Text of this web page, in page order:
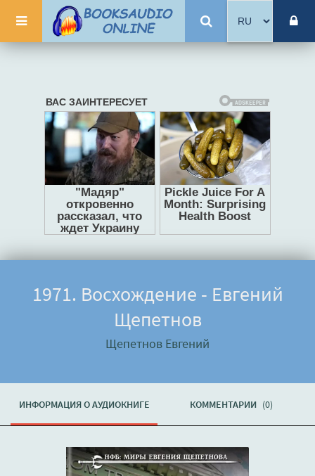
1971. Восхождение - Евгений
Щепетнов
Щепетнов Евгений
ИНФОРМАЦИЯ О АУДИОКНИГЕ КОММЕНТАРИИ (0)